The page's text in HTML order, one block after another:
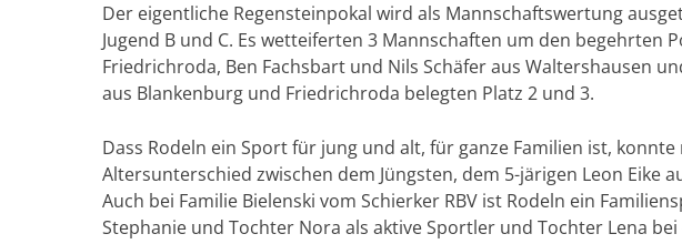
Der eigentliche Regensteinpokal wird als Mannschaftswertung
Jugend B und C. Es wetteiferten 3 Mannschaften um den begehrten
Friedrichroda, Ben Fachsbart und Nils Schäfer aus Waltershausen
aus Blankenburg und Friedrichroda belegten Platz 2 und 3.
Dass Rodeln ein Sport für jung und alt, für ganze Familien ist,
Altersunterschied zwischen dem Jüngsten, dem 5-järigen Leon
Auch bei Familie Bielenski vom Schierker RBV ist Rodeln ein
Stephanie und Tochter Nora als aktive Sportler und Tochter Lena